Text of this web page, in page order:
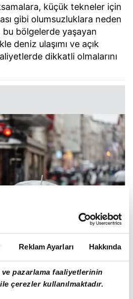
Reklam Ayarları Hakkında
pazarlama faaliyetlerinin
çerezler kullanılmaktadır.
küçük tekneler için
gibi olumsuzluklara neden
bölgelerde yaşayan
deniz ulaşımı ve açık
dikkatli olmalarını
MEVSİM
DÖNÜŞ BAŞLIYOR